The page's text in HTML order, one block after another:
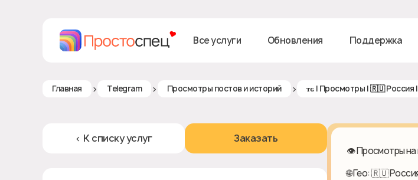
Все услуги Обновления Поддержка
Главная > Telegram > Просмотры постов и историй > ᴛɢ | Просмотры | 🇷🇺 Россия |
< К списку услуг Заказать
👁️ Просмотры на
🌐 Гео: 🇷🇺